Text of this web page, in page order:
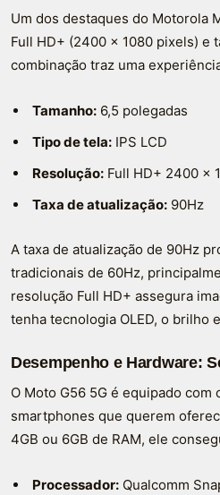
Um dos destaques do Motorola
Full HD+ (2400 x 1080 pixels) e
combinação traz uma
Tamanho: 6,5 polegadas
Tipo de tela: IPS LCD
Resolução: Full HD+ 2400 x
Taxa de atualização: 90Hz
A taxa de atualização de 90Hz
tradicionais de 60Hz,
resolução Full HD+ assegura
tenha tecnologia OLED, o brilho
Desempenho e Hardware:
O Moto G56 5G é equipado com
smartphones que querem
4GB ou 6GB de RAM, ele
Processador: Qualcomm